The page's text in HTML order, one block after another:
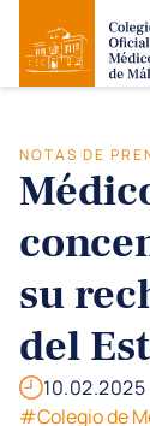
NOTAS DE
su
del
10.02.2025
#Colegio de